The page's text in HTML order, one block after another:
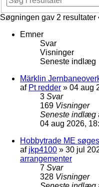
Søgningen gav 2 resultater
Emner
Svar
Visninger
Seneste indlæg
Märklin
af Pt redder » 04 aug
3 Svar
169 Visninger
Seneste indlæg
04 aug 2026,
Hobbytrade ME søges
af jkp4100 » 30 jul
arrangementer
7 Svar
328 Visninger